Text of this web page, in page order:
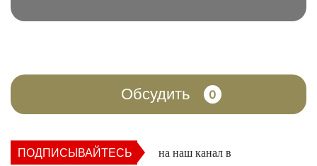
Обсудить 0
ПОДПИСЫВАЙТЕСЬ на наш канал в